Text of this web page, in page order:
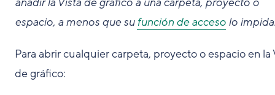
espacio, a menos que su función de acceso lo
Para abrir cualquier carpeta, proyecto o espacio en la
de gráfico: